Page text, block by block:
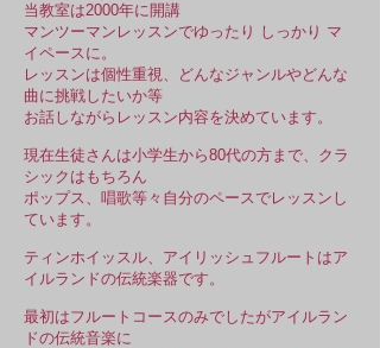
当教室は2000年に開講
マンツーマンレッスンでゆったり しっかり マ
イペースに。
レッスンは個性重視、どんなジャンルやどんな
曲に挑戦したいか等
お話しながらレッスン内容を決めています。
現在生徒さんは小学生から80代の方まで、クラ
シックは もちろん
ポップス、唱歌等々自分のペースでレッスンし
ています。
​ティンホイッスル、アイリッシュフルートはア
イルランドの伝統楽器です。
最初はフルートコースのみでしたがアイルラン
ドの伝統音楽に